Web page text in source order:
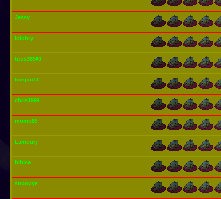
Jessy
lolobry
titus38500
benjou13
chris1999
momo85
Lamoury
bibice
snoopye